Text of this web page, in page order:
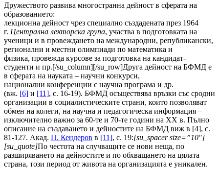
Дружеството развива многостранна дейност в сферата на
образованието:
лекционна дейност чрез специално създадената през 1964
г. Централна лекторска група, участва в подготовката на
ученици и в провеждането на международни, репу­бликански,
регионални и местни олимпиа­ди по математика и
физика, провежда курсове за подготовка на кандидат-
студенти и пр.[/su_column][/su_row]Друга дейност на БФМД е
в сферата на науката – научни конкурси,
национални конференции с науч­на програма и др.
(вж. [6] и [11], с. 16-19). БФМД осъществява връзки със сродни
организации в социалистическите страни които позволяват
обмен на колеги, на научна и педагогическа информация –
изключително важно за 60-те и 70-те години на ХХ в. Пълно
описание на създаването и дейностите на БФМД виж в [4], с.
81-127. Акад. П. Кендеров в [11], с. 19:[su_spacer size=”10″]
[su_quote]По честота на случващите се нови неща, по
разширяването на дейностите и по обхващането на цялата
страна, този период от живота на организацията е уникален.